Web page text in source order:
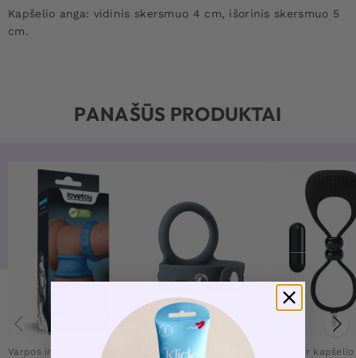
Kapšelio anga: vidinis skersmuo 4 cm, išorinis skersmuo 5
cm.
PANAŠŪS PRODUKTAI
Varpos ir kapšelio žiedai Varpos ir kapšelio žiedai Varpos ir